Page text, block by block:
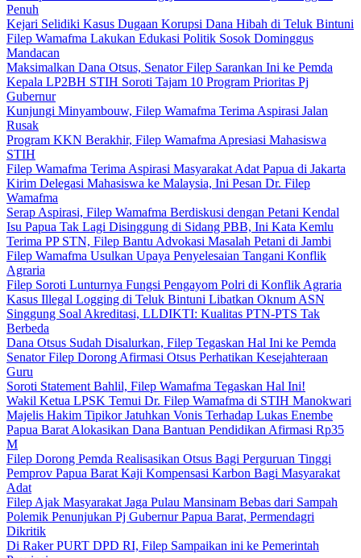
Penuh
Kejari Selidiki Kasus Dugaan Korupsi Dana Hibah di Teluk Bintuni
Filep Wamafma Lakukan Edukasi Politik Sosok Dominggus
Mandacan
Maksimalkan Dana Otsus, Senator Filep Sarankan Ini ke Pemda
Kepala LP2BH STIH Soroti Tajam 10 Program Prioritas Pj
Gubernur
Kunjungi Minyambouw, Filep Wamafma Terima Aspirasi Jalan
Rusak
Program KKN Berakhir, Filep Wamafma Apresiasi Mahasiswa
STIH
Filep Wamafma Terima Aspirasi Masyarakat Adat Papua di Jakarta
Kirim Delegasi Mahasiswa ke Malaysia, Ini Pesan Dr. Filep
Wamafma
Serap Aspirasi, Filep Wamafma Berdiskusi dengan Petani Kendal
Isu Papua Tak Lagi Disinggung di Sidang PBB, Ini Kata Kemlu
Terima PP STN, Filep Bantu Advokasi Masalah Petani di Jambi
Filep Wamafma Usulkan Upaya Penyelesaian Tangani Konflik
Agraria
Filep Soroti Lunturnya Fungsi Pengayom Polri di Konflik Agraria
Kasus Illegal Logging di Teluk Bintuni Libatkan Oknum ASN
Singgung Soal Akreditasi, LLDIKTI: Kualitas PTN-PTS Tak
Berbeda
Dana Otsus Sudah Disalurkan, Filep Tegaskan Hal Ini ke Pemda
Senator Filep Dorong Afirmasi Otsus Perhatikan Kesejahteraan
Guru
Soroti Statement Bahlil, Filep Wamafma Tegaskan Hal Ini!
Wakil Ketua LPSK Temui Dr. Filep Wamafma di STIH Manokwari
Majelis Hakim Tipikor Jatuhkan Vonis Terhadap Lukas Enembe
Papua Barat Alokasikan Dana Bantuan Pendidikan Afirmasi Rp35
M
Filep Dorong Pemda Realisasikan Otsus Bagi Perguruan Tinggi
Pemprov Papua Barat Kaji Kompensasi Karbon Bagi Masyarakat
Adat
Filep Ajak Masyarakat Jaga Pulau Mansinam Bebas dari Sampah
Polemik Penunjukan Pj Gubernur Papua Barat, Permendagri
Dikritik
Di Raker PURT DPD RI, Filep Sampaikan ini ke Pemerintah